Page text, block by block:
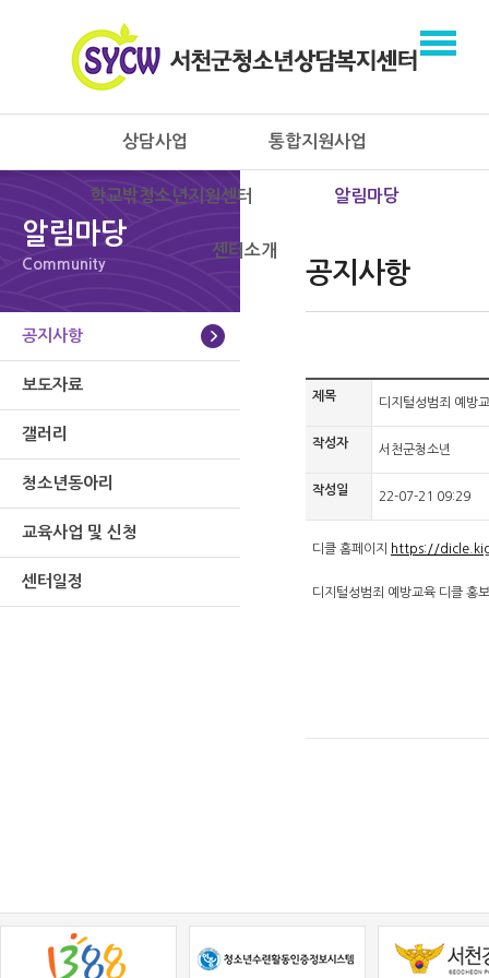
상담사업 통합지원사업
학교밖청소년지원센터 알림마당
센터소개
알림마당
Community
공지사항
보도자료
갤러리
청소년동아리
교육사업 및 신청
센터일정
공지사항
제목 디지털성범죄 예방
작성자 서천군청소년
작성일 22-07-21 09:29
디클 홈페이지 https://
디지털성범죄 예방교육 디클 홍